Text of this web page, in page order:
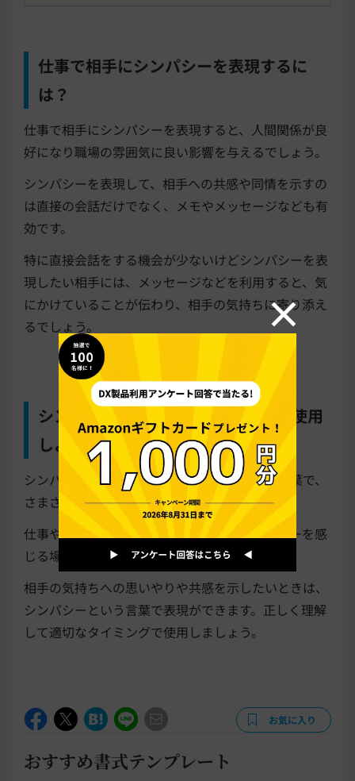
仕事で相手にシンパシーを表現するに
は？
仕事で相手にシンパシーを表現すると、人間関係が良
好になり職場の雰囲気に良い影響を与えるでしょう。
シンパシーを表現して、相手への共感や同情を示すの
は直接の会話だけでなく、メモやメッセージなども有
効です。
特に直接会話をする機会が少ないけどシンパシーを表
現したい相手には、メッセージなどを利用すると、気
にかけていることが伝わり、相手の気持ちに寄り添え
るでしょう。
シンパシーの意味を理解し、適切に使用
しよう
シンパシーとは、主に同情や共感を表現する言葉で、
さまざまなシーンで使用できます。
仕事やコミュニケーションにおいて、シンパシーを感
じる場面は少なくないでしょう。
相手の気持ちへの思いやりや共感を示したいときは、
シンパシーという言葉で表現ができます。正しく理解
して適切なタイミングで使用しましょう。
お気に入り
おすすめ書式テンプレート